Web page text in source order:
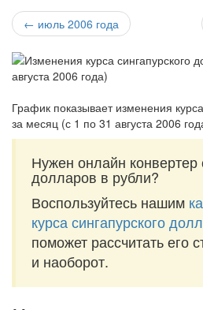
← июль 2006 года
График показывает изменения
за месяц (с 1 по 31 августа 2006
Нужен онлайн конвертер
долларов в рубли?
Воспользуйтесь нашим
курса сингапурского
поможет рассчитать его
и наоборот.